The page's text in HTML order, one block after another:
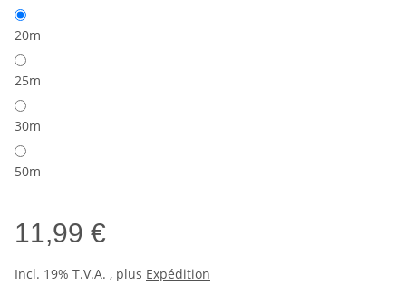
20m
25m
30m
50m
11,99 €
Incl. 19% T.V.A. , plus Expédition